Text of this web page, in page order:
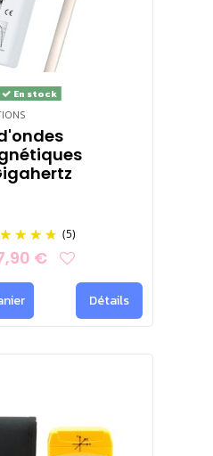
En stock
(5)
€
Détails